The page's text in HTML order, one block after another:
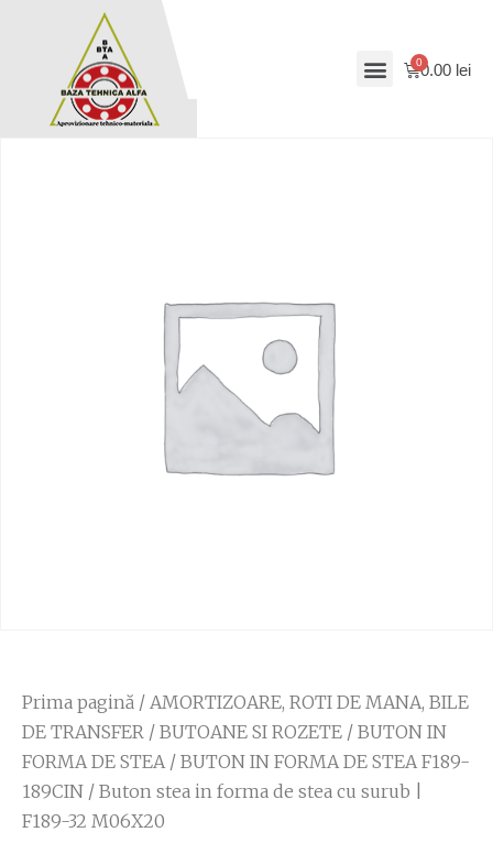
0.00 lei
Prima pagină / AMORTIZOARE, ROTI DE MANA, BILE
DE TRANSFER / BUTOANE SI ROZETE / BUTON IN
FORMA DE STEA/ BUTON IN FORMA DE STEA F189-
189CIN / Buton stea in forma de stea cu surub |
F189-32 M06X20